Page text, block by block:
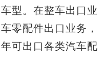
型。在整车出口业
零配件出口业务，
可出口各类汽车配